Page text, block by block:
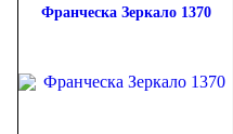
Франческа Зеркало 1370